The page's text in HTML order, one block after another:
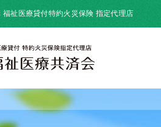
祉医療貸付特約火災保険 指定代理店